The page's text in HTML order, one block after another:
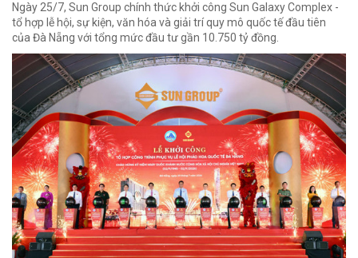
Ngày 25/7, Sun Group chính thức khởi công Sun Galaxy Complex -
tổ hợp lễ hội, sự kiện, văn hóa và giải trí quy mô quốc tế đầu tiên
của Đà Nẵng với tổng mức đầu tư gần 10.750 tỷ đồng.